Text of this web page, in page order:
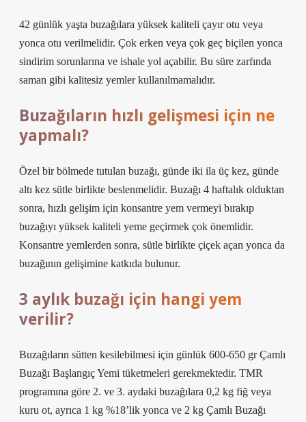
42 günlük yaşta buzağılara yüksek kaliteli çayır otu veya
yonca otu verilmelidir. Çok erken veya çok geç biçilen yonca
sindirim sorunlarına ve ishale yol açabilir. Bu süre zarfında
saman gibi kalitesiz yemler kullanılmamalıdır.
Buzağıların hızlı gelişmesi için ne
yapmalı?
Özel bir bölmede tutulan buzağı, günde iki ila üç kez, günde
altı kez sütle birlikte beslenmelidir. Buzağı 4 haftalık olduktan
sonra, hızlı gelişim için konsantre yem vermeyi bırakıp
buzağıyı yüksek kaliteli yeme geçirmek çok önemlidir.
Konsantre yemlerden sonra, sütle birlikte çiçek açan yonca da
buzağının gelişimine katkıda bulunur.
3 aylık buzağı için hangi yem
verilir?
Buzağıların sütten kesilebilmesi için günlük 600-650 gr Çamlı
Buzağı Başlangıç ​​Yemi tüketmeleri gerekmektedir. TMR
programına göre 2. ve 3. aydaki buzağılara 0,2 kg fiğ veya
kuru ot, ayrıca 1 kg %18’lik yonca ve 2 kg Çamlı Buzağı